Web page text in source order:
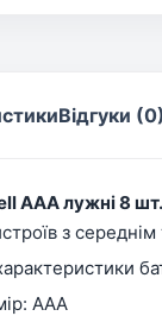
Відгуки (0)
AAA лужні 8
з
AAA